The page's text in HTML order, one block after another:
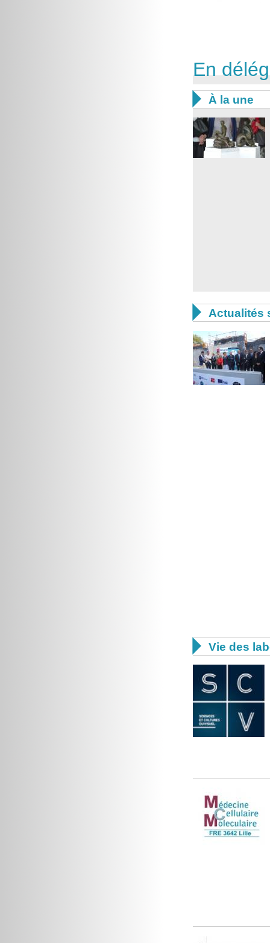
En
 À la une
 Actualités
 Vie des